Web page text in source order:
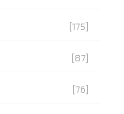
[175]
[87]
[76]